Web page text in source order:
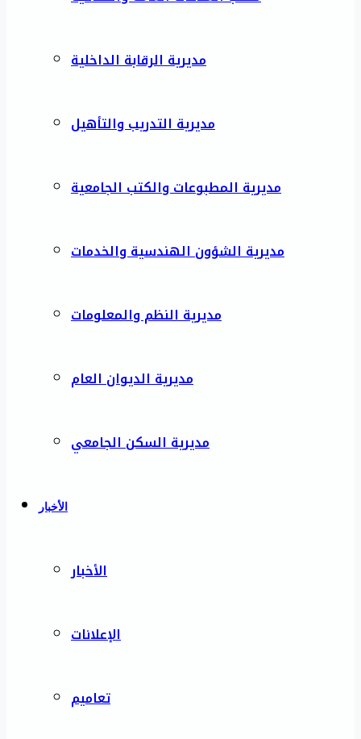
مديرية الرقابة الداخلية
مديرية التدريب والتأهيل
مديرية المطبوعات والكتب الجامعية
مديرية الشؤون الهندسية والخدمات
مديرية النظم والمعلومات
مديرية الديوان العام
مديرية السكن الجامعي
الأخبار
الأخبار
الإعلانات
تعاميم